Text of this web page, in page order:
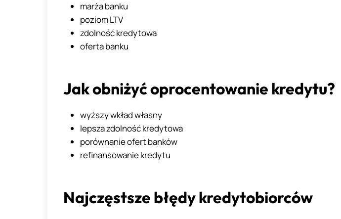
marża banku
poziom LTV
zdolność kredytowa
oferta banku
Jak obniżyć oprocentowanie kredytu?
wyższy wkład własny
lepsza zdolność kredytowa
porównanie ofert banków
refinansowanie kredytu
Najczęstsze błędy kredytobiorców